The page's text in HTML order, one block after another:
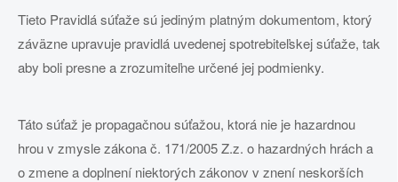
Tieto Pravidlá súťaže sú jediným platným dokumentom, ktorý
záväzne upravuje pravidlá uvedenej spotrebiteľskej súťaže, tak
aby boli presne a zrozumiteľne určené jej podmienky.
Táto súťaž je propagačnou súťažou, ktorá nie je hazardnou
hrou v zmysle zákona č. 171/2005 Z.z. o hazardných hrách a
o zmene a doplnení niektorých zákonov v znení neskorších